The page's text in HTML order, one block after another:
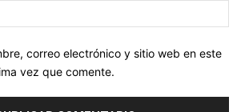
correo electrónico y sitio web en este
vez que comente.